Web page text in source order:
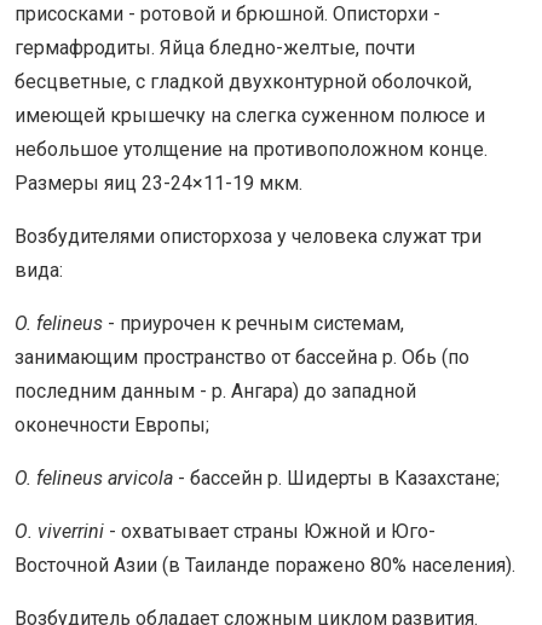
присосками - ротовой и брюшной. Описторхи -
гермафродиты. Яйца бледно-желтые, почти
бесцветные, с гладкой двухконтурной оболочкой,
имеющей крышечку на слегка суженном полюсе и
небольшое утолщение на противоположном конце.
Размеры яиц 23-24×11-19 мкм.
Возбудителями описторхоза у человека служат три
вида:
O. felineus - приурочен к речным системам,
занимающим пространство от бассейна р. Обь (по
последним данным - р. Ангара) до западной
оконечности Европы;
O. felineus arvicola - бассейн р. Шидерты в Казахстане;
О. viverrini - охватывает страны Южной и Юго-
Восточной Азии (в Таиланде поражено 80% населения).
Возбудитель обладает сложным циклом развития.